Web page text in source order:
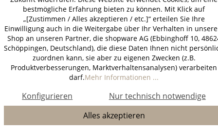
bestmögliche Erfahrung bieten zu können. Mit Klick auf
„[Zustimmen / Alles akzeptieren / etc.]“ erteilen Sie Ihre
Einwilligung auch in die Weitergabe über Ihr Verhalten in
Shop an unseren Partner, die shopware AG (Ebbinghoff 10,
Schöppingen, Deutschland), die diese Daten Ihnen nicht
zuordnen kann, sie aber zu eigenen Zwecken (z.B.
Produktverbesserungen, Marktverhaltensanalysen) verarbeiten
darf.Mehr Informationen ...
Nur technisch notwendige
Konfigurieren
Alles akzeptieren